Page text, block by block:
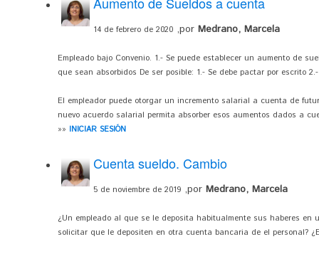
14 de febrero de 2020 ,por Medrano, Marcela
Empleado bajo Convenio. 1.- Se puede establecer un aumento de
que sean absorbidos De ser posible: 1.- Se debe pactar por escrito
El empleador puede otorgar un incremento salarial a cuenta de
nuevo acuerdo salarial permita absorber esos aumentos dados a
»» INICIAR SESIÓN
Cuenta sueldo. Cambio
5 de noviembre de 2019 ,por Medrano, Marcela
¿Un empleado al que se le deposita habitualmente sus haberes
solicitar que le depositen en otra cuenta bancaria de el personal?